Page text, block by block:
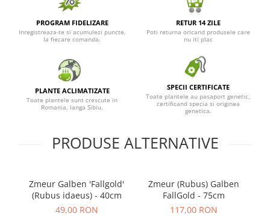
PROGRAM FIDELIZARE
Inregistreaza-te si acumulezi puncte,
la fiecare comanda.
RETUR 14 ZILE
Poti returna oricand produsele care
nu iti plac
PLANTE ACLIMATIZATE
Toate plantele sunt crescute in
Romania, langa Sibiu.
SPECII CERTIFICATE
Toate plantele au pasaport genetic,
certificand specia si originea
genetica.
PRODUSE ALTERNATIVE
Zmeur Galben 'Fallgold'
(Rubus idaeus) - 40cm
49,00 RON
Zmeur (Rubus) Galben
FallGold - 75cm
117,00 RON